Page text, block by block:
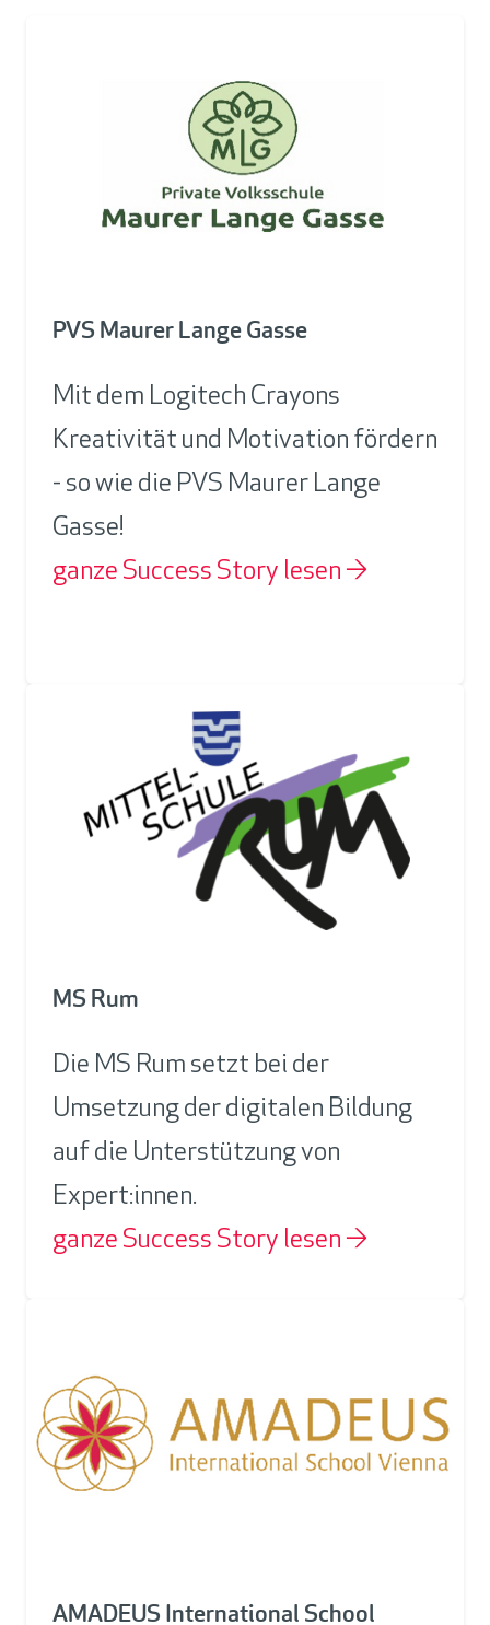
PVS Maurer Lange Gasse
Mit dem Logitech Crayons
Kreativität und Motivation fördern
- so wie die PVS Maurer Lange
Gasse!
ganze Success Story lesen →
MS Rum
Die MS Rum setzt bei der
Umsetzung der digitalen Bildung
auf die Unterstützung von
Expert:innen.
ganze Success Story lesen →
AMADEUS International School